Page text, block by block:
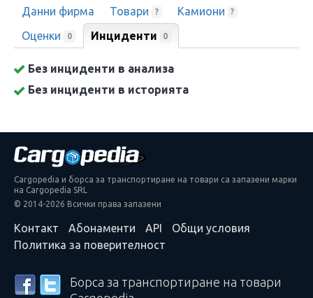
Данни фирма Товари ? Камиони ?
Оценки 0 Инциденти 0
Без инциденти в анализа
Без инциденти в историята
Cargopedia и борса за транспортиране на товари са запазени марки
на Cargopedia SRL
© 2014-2026 Всички права запазени
Контакт Абонаменти API
Общи условия
Политика за поверителност
Борса за транспортиране на товари